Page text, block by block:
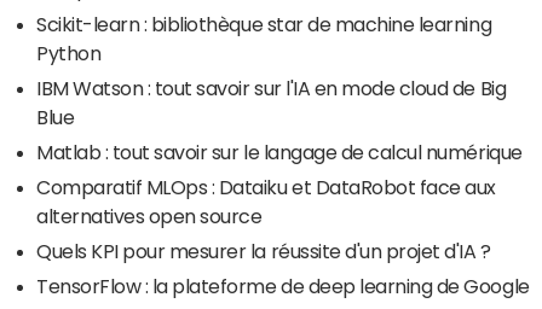
Scikit-learn : bibliothèque star de machine learning
Python
IBM Watson : tout savoir sur l'IA en mode cloud de Big
Blue
Matlab : tout savoir sur le langage de calcul numérique
Comparatif MLOps : Dataiku et DataRobot face aux
alternatives open source
Quels KPI pour mesurer la réussite d'un projet d'IA ?
TensorFlow : la plateforme de deep learning de Google